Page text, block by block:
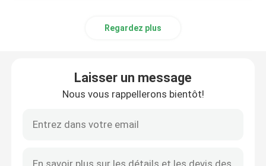
Chaîne de production de fibre discontinue de
Regardez plus
Laisser un message
Nous vous rappellerons bientôt!